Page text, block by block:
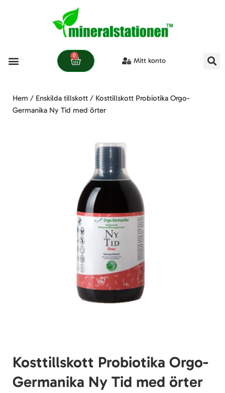
0
Mitt konto
Hem / Enskilda tillskott / Kosttillskott Probiotika Orgo-
Germanika Ny Tid med örter
Kosttillskott Probiotika Orgo-
Germanika Ny Tid med örter